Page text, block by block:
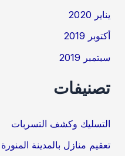
يناير 2020
أكتوبر 2019
سبتمبر 2019
تصنيفات
التسليك وكشف التسربات
تعقيم منازل بالمدينة المنورة